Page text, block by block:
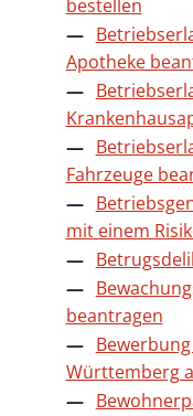
bestellen
Apotheke
Fahrzeuge
mit einem
beantragen
Württemberg